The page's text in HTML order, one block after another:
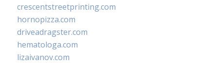
crescentstreetprinting.com
hornopizza.com
driveadragster.com
hematologa.com
lizaivanov.com